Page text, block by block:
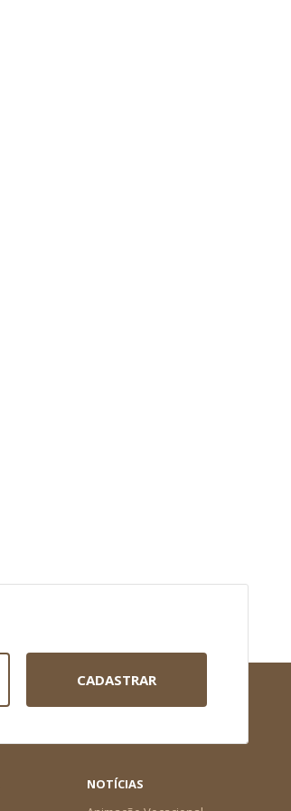
CADASTRAR
NOTÍCIAS